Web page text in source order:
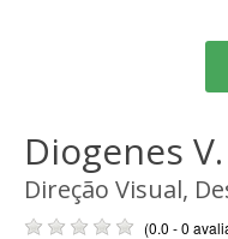
Diogenes V.
Direção Visual,
(0.0 - 0